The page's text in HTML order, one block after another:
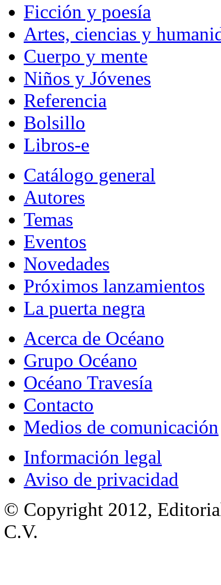
Ficción y poesía
Artes, ciencias y
Cuerpo y mente
Niños y Jóvenes
Referencia
Bolsillo
Libros-e
Catálogo general
Autores
Temas
Eventos
Novedades
Próximos lanzamientos
La puerta negra
Acerca de Océano
Grupo Océano
Océano Travesía
Contacto
Medios de comunicación
Información legal
Aviso de privacidad
© Copyright 2012,
C.V.